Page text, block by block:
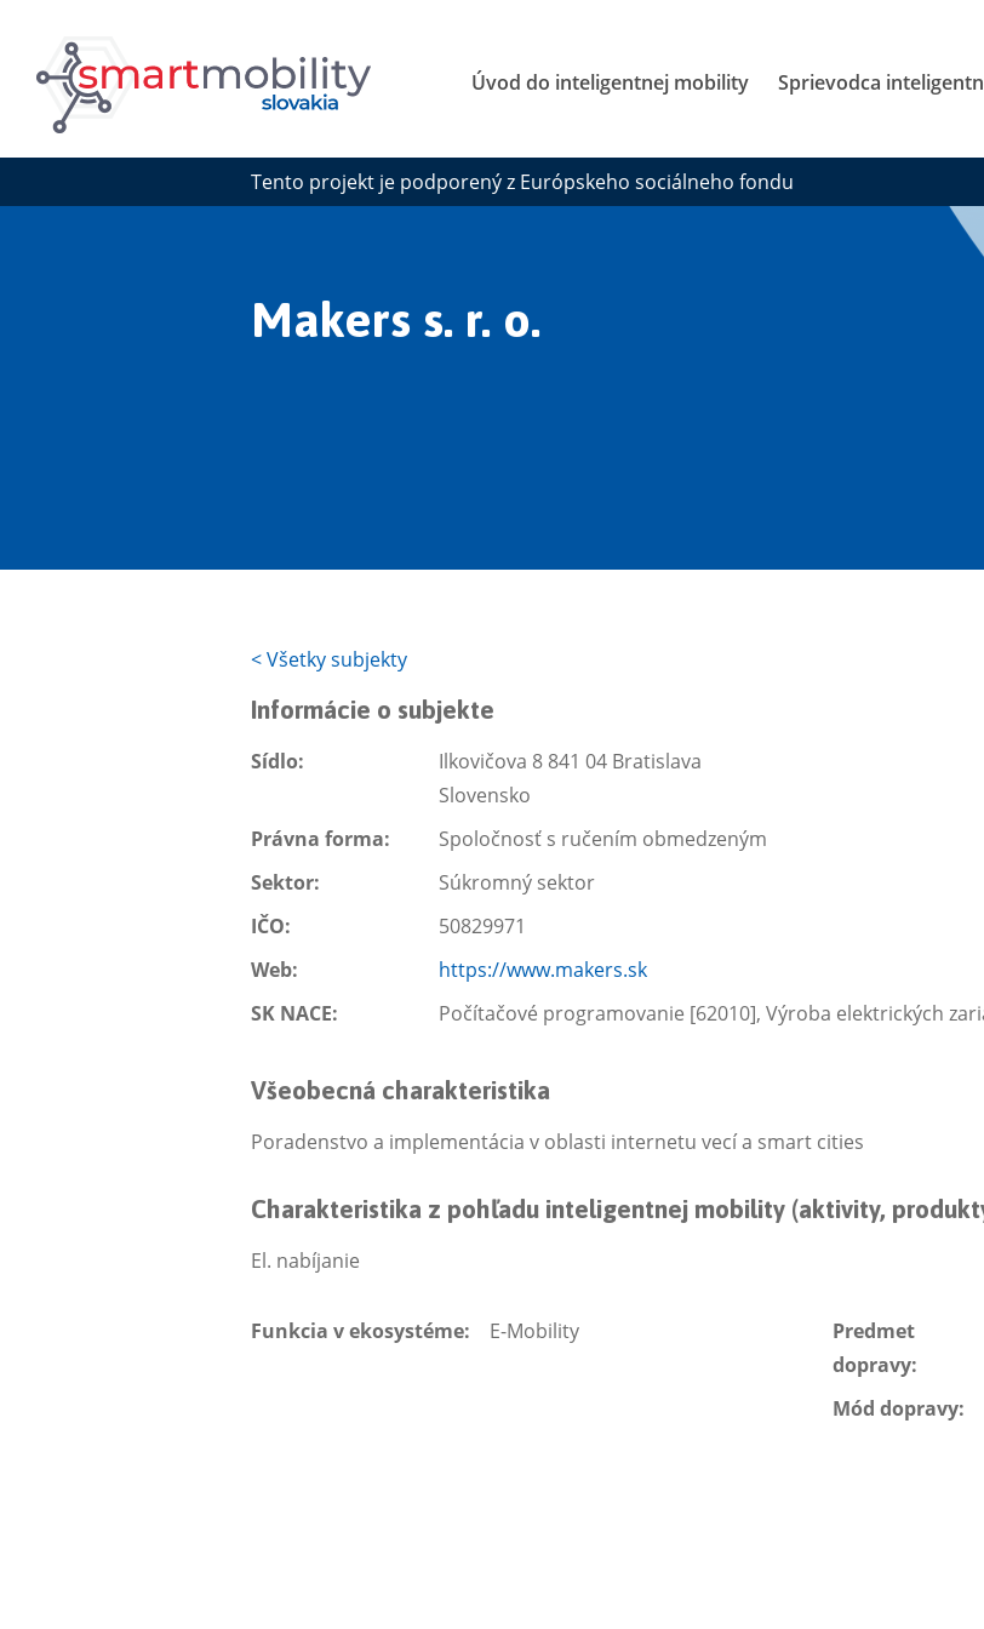
Úvod do inteligentnej mobility Sprievodca
Tento projekt je podporený z Európskeho sociálneho fondu
Makers s. r. o.
<Všetky subjekty
Informácie o subjekte
Sídlo:
Ilkovičova 8 841 04 Bratislava
Slovensko
Právna forma:
Spoločnosť s ručením obmedzeným
Sektor:
Súkromný sektor
IČO:
50829971
Web:
https://www.makers.sk
SK NACE:
Počítačové programovanie [62010], Výroba elektrických
Všeobecná charakteristika
Poradenstvo a implementácia v oblasti internetu vecí a smart cities
Charakteristika z pohľadu inteligentnej mobility (aktivity,
El. nabíjanie
Funkcia v ekosystéme: E-Mobility
Predmet
dopravy:
Mód dopravy: